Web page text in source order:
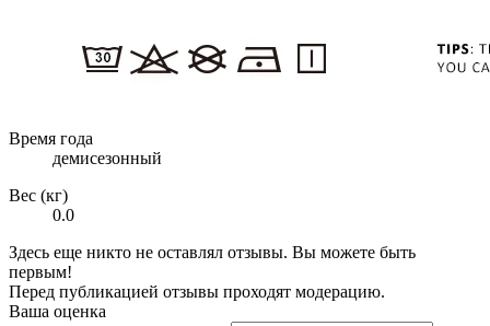
Время года
демисезонный
Вес (кг)
0.0
Здесь еще никто не оставлял отзывы. Вы можете быть
первым!
Перед публикацией отзывы проходят модерацию.
Ваша оценка